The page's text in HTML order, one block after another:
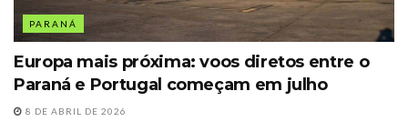
PARANÁ
Europa mais próxima: voos diretos entre o
Paraná e Portugal começam em julho
8 DE ABRIL DE 2026